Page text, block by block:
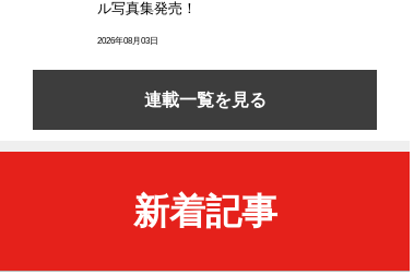
ル写真集発売！
2026年08月03日
連載一覧を見る
新着記事